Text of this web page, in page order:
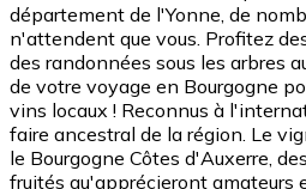
département de l'Yonne, de
n'attendent que vous. Profitez
des randonnées sous les arbres
de votre voyage en Bourgogne
vins locaux ! Reconnus à
faire ancestral de la région. Le
le Bourgogne Côtes d'Auxerre,
fruités qu'apprécieront amateurs